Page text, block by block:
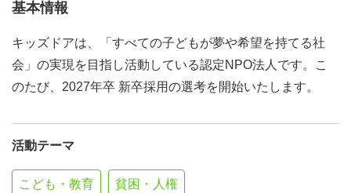
基本情報
キッズドアは、「すべての子どもが夢や希望を持てる社
会」の実現を目指し活動している認定NPO法人です。こ
のたび、2027年卒 新卒採用の選考を開始いたします。
活動テーマ
こども・教育 貧困・人権